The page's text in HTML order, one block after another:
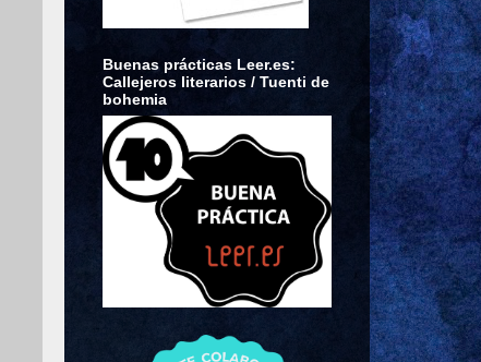
Buenas prácticas Leer.es:
Callejeros literarios / Tuenti de
bohemia